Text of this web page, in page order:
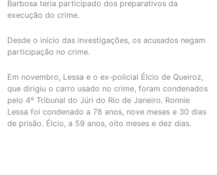
Barbosa teria participado dos preparativos da
execução do crime.
Desde o início das investigações, os acusados negam
participação no crime.
Em novembro, Lessa e o ex-policial Élcio de Queiroz,
que dirigiu o carro usado no crime, foram condenados
pelo 4º Tribunal do Júri do Rio de Janeiro. Ronnie
Lessa foi condenado a 78 anos, nove meses e 30 dias
de prisão. Élcio, a 59 anos, oito meses e dez dias.